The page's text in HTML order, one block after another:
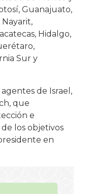
Guanajuato,
Nayarit,
Hidalgo,
Sur y
de Israel,
que
e
los objetivos
en